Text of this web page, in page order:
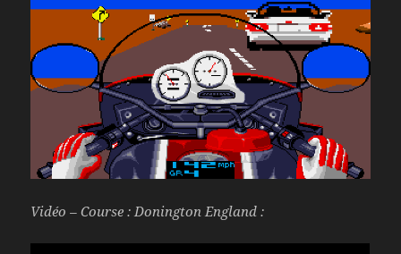
Vidéo – Course : Donington England :